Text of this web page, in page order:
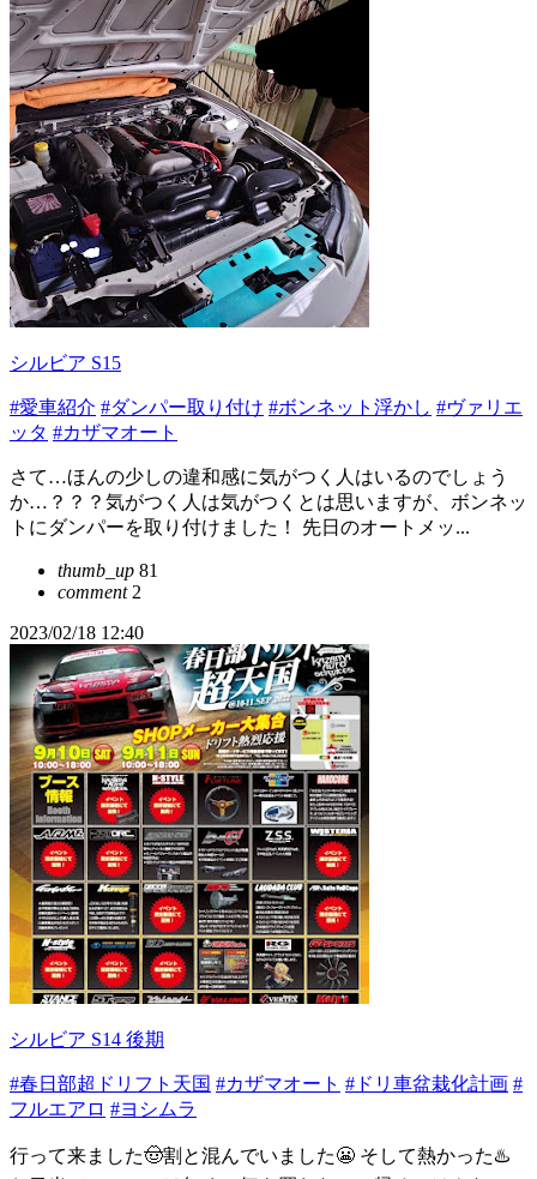
シルビア S15
#愛車紹介 #ダンパー取り付け #ボンネット浮かし #ヴァリエ
ッタ #カザマオート
さて…ほんの少しの違和感に気がつく人はいるのでしょう
か…？？？気がつく人は気がつくとは思いますが、ボンネッ
トにダンパーを取り付けました！ 先日のオートメッ...
thumb_up 81
comment2
2023/02/18 12:40
シルビア S14 後期
#春日部超ドリフト天国 #カザマオート #ドリ車盆栽化計画 #
フルエアロ #ヨシムラ
行って来ました🤠割と混んでいました😬 そして熱かった♨️